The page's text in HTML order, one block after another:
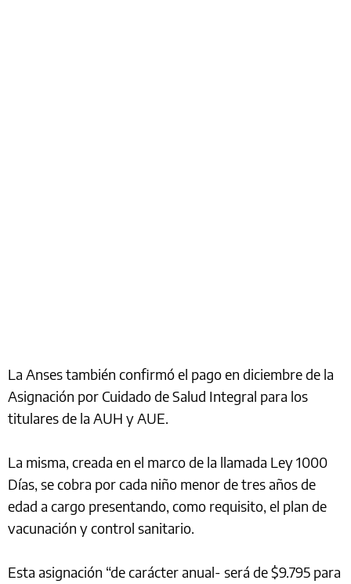
La Anses también confirmó el pago en diciembre de la
Asignación por Cuidado de Salud Integral para los
titulares de la AUH y AUE.
La misma, creada en el marco de la llamada Ley 1000
Días, se cobra por cada niño menor de tres años de
edad a cargo presentando, como requisito, el plan de
vacunación y control sanitario.
Esta asignación “de carácter anual- será de $9.795 para